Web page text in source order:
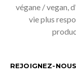
végane / vegan,
vie plus
REJOIGNEZ-